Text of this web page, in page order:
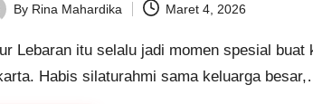
By Rina Mahardika Maret 4, 2026
Lebaran itu selalu jadi momen spesial buat
Habis silaturahmi sama keluarga